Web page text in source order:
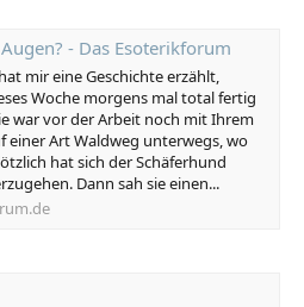
- Das Esoterikforum
mir eine Geschichte erzählt,
Woche morgens mal total fertig
war vor der Arbeit noch mit Ihrem
einer Art Waldweg unterwegs, wo
hat sich der Schäferhund
Dann sah sie einen...